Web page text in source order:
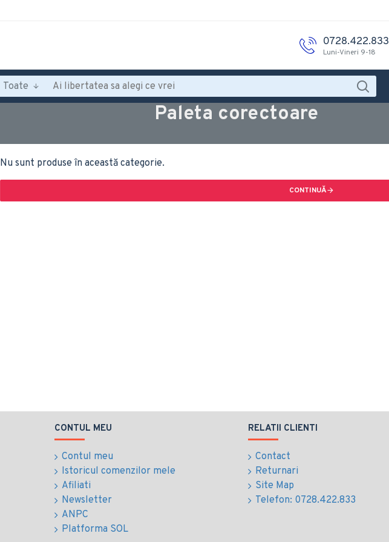
0728.422.833
Luni-Vineri 9-18
Toate
Paleta corectoare
Nu sunt produse în această categorie.
CONTINUĂ
CONTUL MEU
Contul meu
Istoricul comenzilor mele
Afiliati
Newsletter
ANPC
Platforma SOL
RELATII CLIENTI
Contact
Returnari
Site Map
Telefon: 0728.422.833